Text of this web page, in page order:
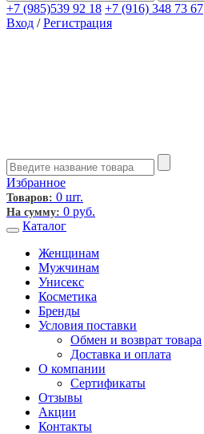
+7 (985)539 92 18 +7 (916) 348 73 67
Вход / Регистрация
Избранное
Товаров: 0 шт.
На сумму: 0 руб.
Каталог
Женщинам
Мужчинам
Унисекс
Косметика
Бренды
Условия поставки
Обмен и возврат товара
Доставка и оплата
О компании
Сертификаты
Отзывы
Акции
Контакты